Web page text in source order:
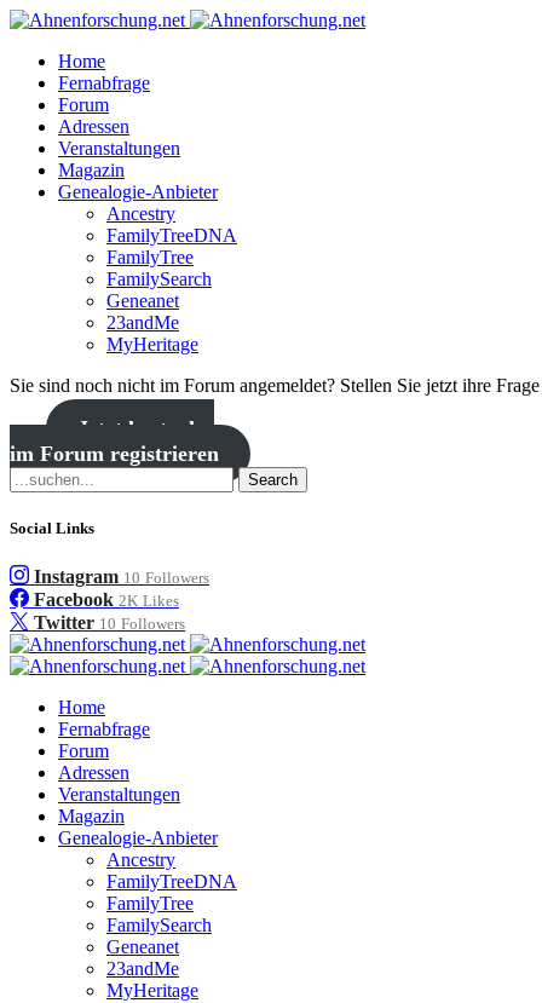
Home
Fernabfrage
Forum
Adressen
Veranstaltungen
Magazin
Genealogie-Anbieter
Ancestry
FamilyTreeDNA
FamilyTree
FamilySearch
Geneanet
23andMe
MyHeritage
Sie sind noch nicht im Forum angemeldet? Stellen Sie jetzt ihre
Jetzt kostenlos
im Forum registrieren
Search
Social Links
Instagram 10 Followers
Facebook 2K Likes
Twitter 10 Followers
Home
Fernabfrage
Forum
Adressen
Veranstaltungen
Magazin
Genealogie-Anbieter
Ancestry
FamilyTreeDNA
FamilyTree
FamilySearch
Geneanet
23andMe
MyHeritage